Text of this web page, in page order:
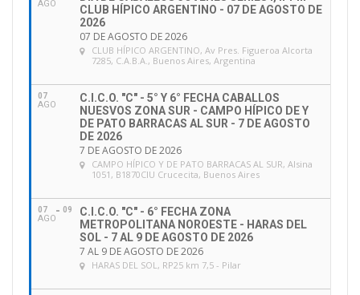
a
AGO
CLUB HÍPICO ARGENTINO - 07 DE AGOSTO DE
2026
07 DE AGOSTO DE 2026
CLUB HÍPICO ARGENTINO, Av Pres. Figueroa Alcorta
7285, C.A.B.A., Buenos Aires, Argentina
07
AGO
C.I.C.O. "C" - 5° Y 6° FECHA CABALLOS
NUESVOS ZONA SUR - CAMPO HÍPICO DE Y
DE PATO BARRACAS AL SUR - 7 DE AGOSTO
DE 2026
7 DE AGOSTO DE 2026
CAMPO HÍPICO Y DE PATO BARRACAS AL SUR, Alsina
1051, B1870CIU Crucecita, Buenos Aires
07
AGO
09
C.I.C.O. "C" - 6° FECHA ZONA
METROPOLITANA NOROESTE - HARAS DEL
SOL - 7 AL 9 DE AGOSTO DE 2026
7 AL 9 DE AGOSTO DE 2026
HARAS DEL SOL, RP25 km 7,5 - Pilar